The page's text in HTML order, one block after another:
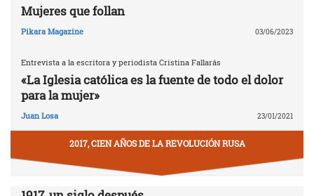
Mujeres que follan
Pikara Magazine 03/06/2023
Entrevista a la escritora y periodista Cristina Fallarás
«La Iglesia católica es la fuente de todo el dolor
para la mujer»
Juan Losa 23/01/2021
2017, CIEN AÑOS DE LA REVOLUCIÓN RUSA